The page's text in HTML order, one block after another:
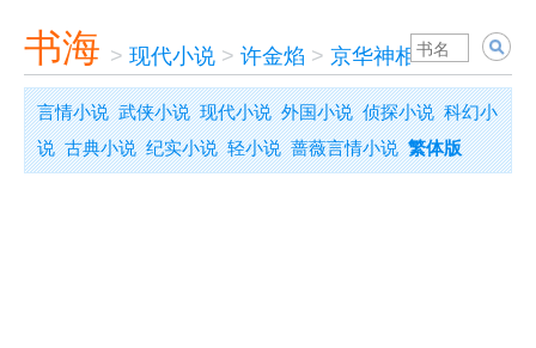
书海 > 现代小说 > 许金焰 > 京华神相张铁嘴
言情小说 武侠小说 现代小说 外国小说 侦探小说 科幻小
说 古典小说 纪实小说 轻小说 蔷薇言情小说 繁体版